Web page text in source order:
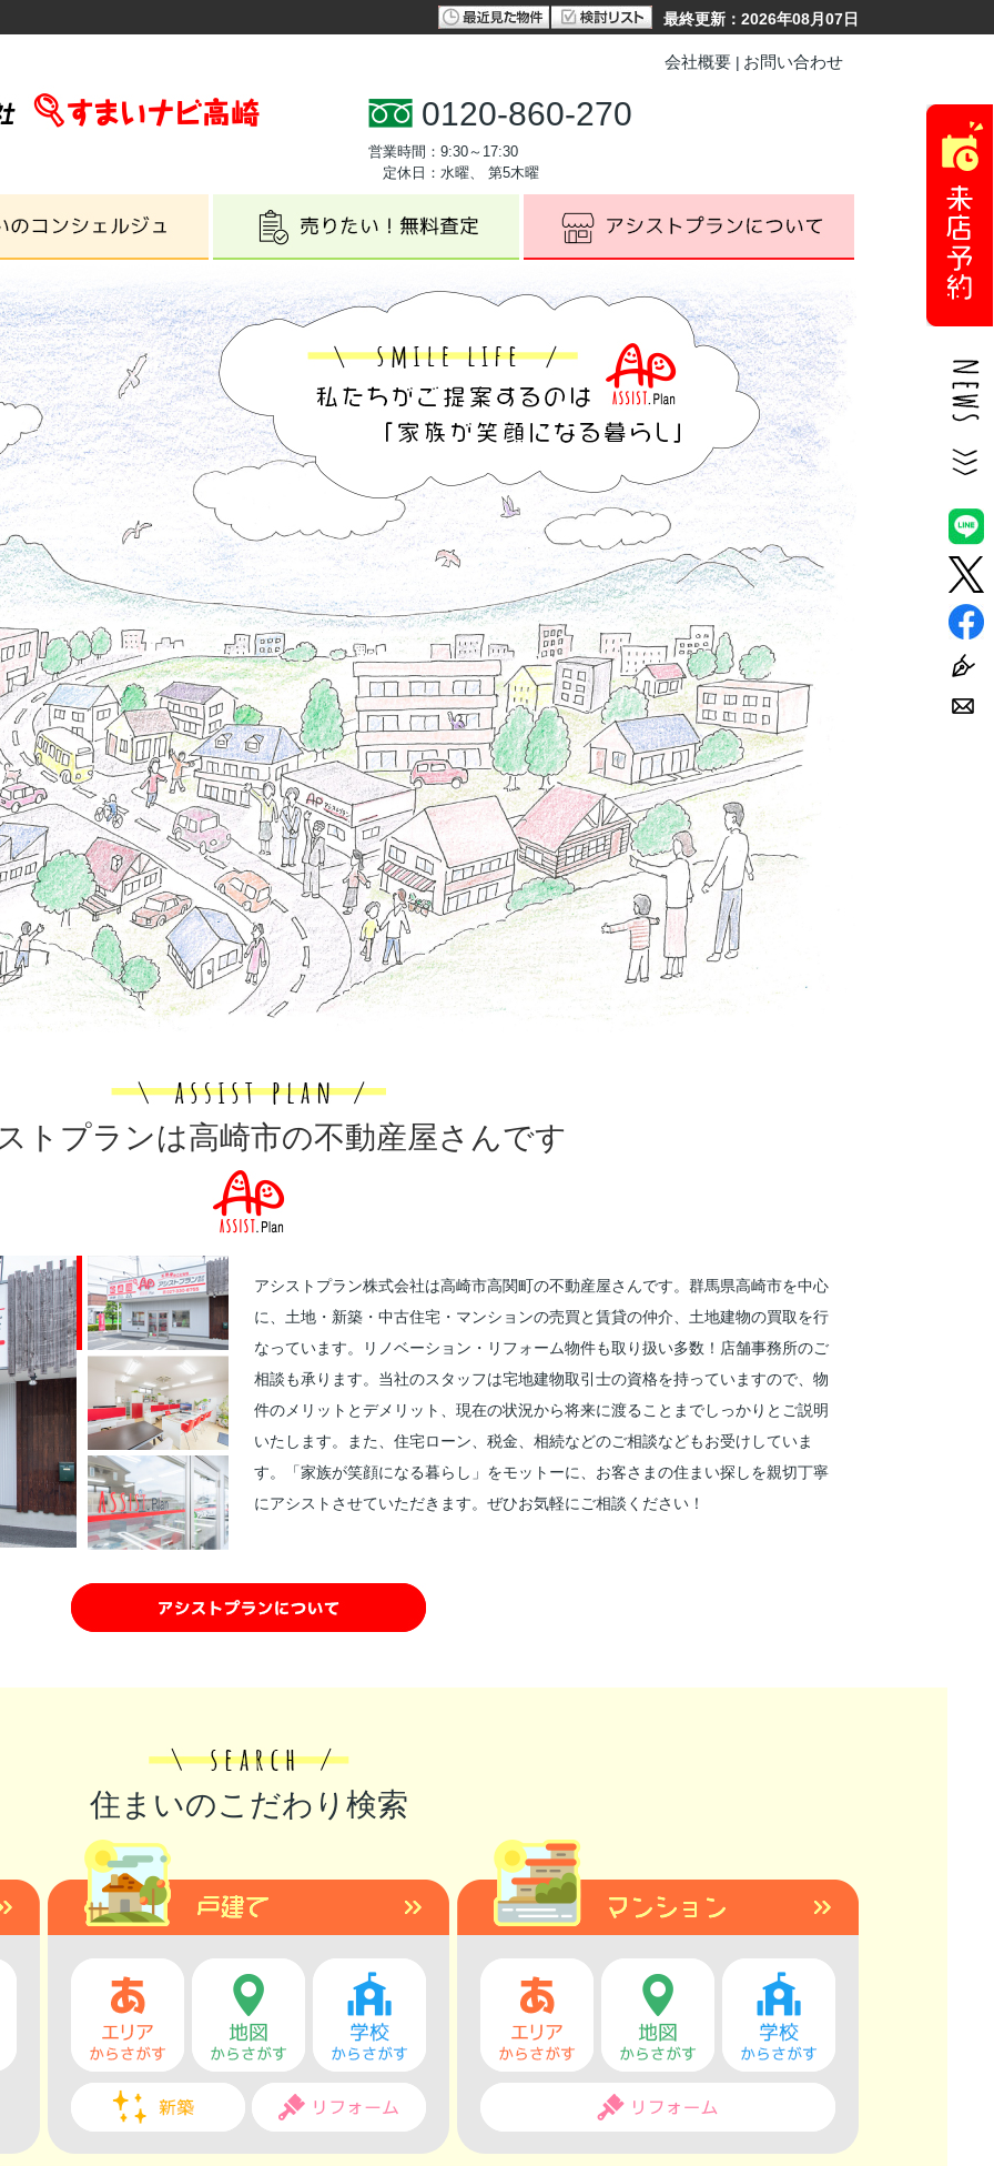
最終更新：2026年08月07日
会社概要 お問い合わせ
0120-860-270
営業時間：9:30～17:30
定休日：水曜、 第5木曜
トプランは高崎市の不動産屋さんです
アシストプラン株式会社は高崎市高関町の不動産屋さんです。群馬県高崎市を中心
に、土地・新築・中古住宅・マンションの売買と賃貸の仲介、土地建物の買取を行
なっています。リノベーション・リフォーム物件も取り扱い多数！店舗事務所のご
相談も承ります。当社のスタッフは宅地建物取引士の資格を持っていますので、物
件のメリットとデメリット、現在の状況から将来に渡ることまでしっかりとご説明
いたします。また、住宅ローン、税金、相続などのご相談などもお受けしていま
す。「家族が笑顔になる暮らし」をモットーに、お客さまの住まい探しを親切丁寧
にアシストさせていただきます。ぜひお気軽にご相談ください！
住まいのこだわり検索